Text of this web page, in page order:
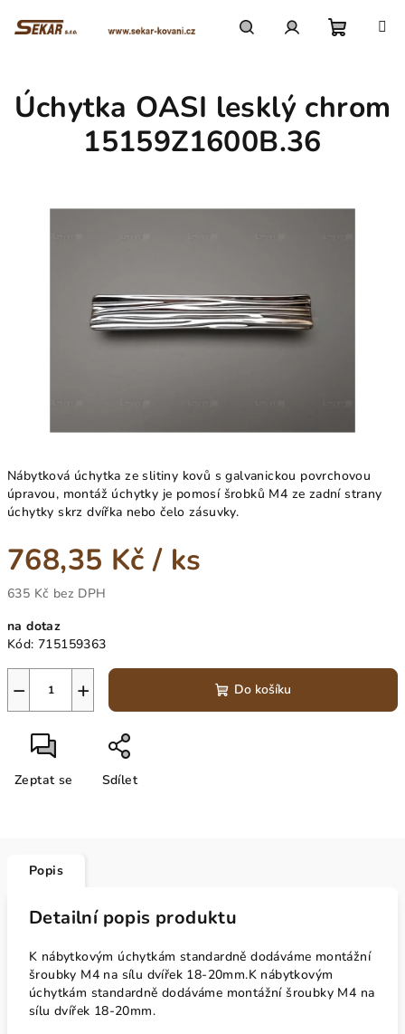
košík
Nábytková úchytka ze slitiny kovů s galvanickou povrchovou
úpravou, montáž úchytky je pomosí šrobků M4 ze zadní strany
úchytky skrz dvířka nebo čelo zásuvky.
768,35 Kč/ ks
635 Kč bez DPH
cena:
na dotaz
Kód: 715159363
+
− Do košíku
Zeptat se Sdílet
Úchytka OASI lesklý chrom
15159Z1600B.36
Popis
Detailní popis produktu
K nábytkovým úchytkám standardně dodáváme montážní
šroubky M4 na sílu dvířek 18-20mm.K nábytkovým
úchytkám standardně dodáváme montážní šroubky M4 na
sílu dvířek 18-20mm.